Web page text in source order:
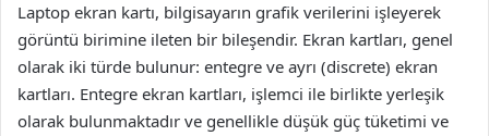
Laptop ekran kartı, bilgisayarın grafik verilerini işleyerek
görüntü birimine ileten bir bileşendir. Ekran kartları, genel
olarak iki türde bulunur: entegre ve ayrı (discrete) ekran
kartları. Entegre ekran kartları, işlemci ile birlikte yerleşik
olarak bulunmaktadır ve genellikle düşük güç tüketimi ve